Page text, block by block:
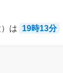
は 19時13分